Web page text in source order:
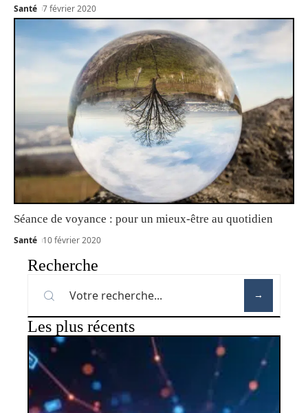
Santé 7 février 2020
Séance de voyance : pour un mieux-être au quotidien
Santé 10 février 2020
Recherche
Les plus récents